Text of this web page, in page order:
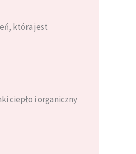
która jest
ciepło i organiczny